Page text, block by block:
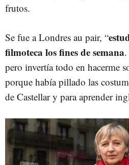
frutos.
Se fue a Londres au pair, “
filmoteca los fines de semana
pero invertía todo en hacerme
porque había pillado las
de Castellar y para aprender